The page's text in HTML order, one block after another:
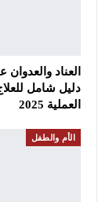
العناد والعدوان
دليل شامل
العملية 2025
الأم والطفل